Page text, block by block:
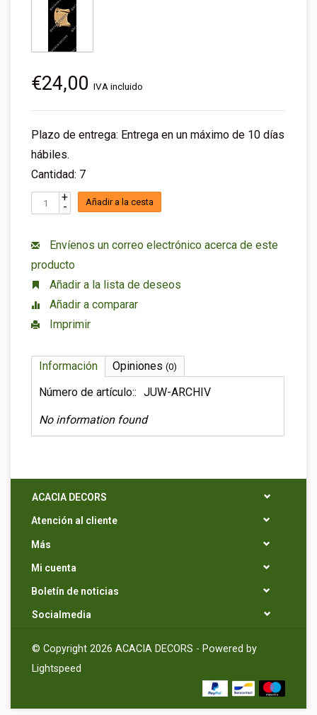
€24,00 IVA incluido
Plazo de entrega: Entrega en un máximo de 10 días
hábiles.
Cantidad: 7
+
- Añadir a la cesta
Envíenos un correo electrónico acerca de este
producto
Añadir a la lista de deseos
Añadir a comparar
Imprimir
Información Opiniones (0)
Número de artículo:: JUW-ARCHIV
No information found
ACACIA DECORS
Atención al cliente
Más
Mi cuenta
Boletín de noticias
Socialmedia
© Copyright 2026 ACACIA DECORS - Powered by
Lightspeed